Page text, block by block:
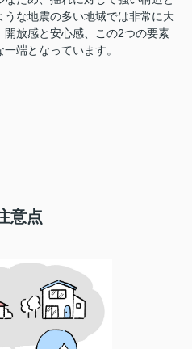
な地震の多い地域では非常に大
開放感と安心感、この2つの要素
端となっています。
意点